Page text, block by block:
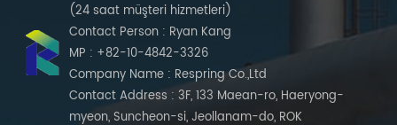
(24 saat müşteri hizmetleri)
Contact Person : Ryan Kang
MP : +82-10-4842-3326
Company Name : Respring Co.,Ltd
Contact Address : 3F, 133 Maean-ro, Haeryong-
myeon, Suncheon-si, Jeollanam-do, ROK